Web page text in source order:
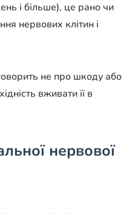
і більше), це рано чи
нервових клітин і
не про шкоду або
вживати її в
нервової